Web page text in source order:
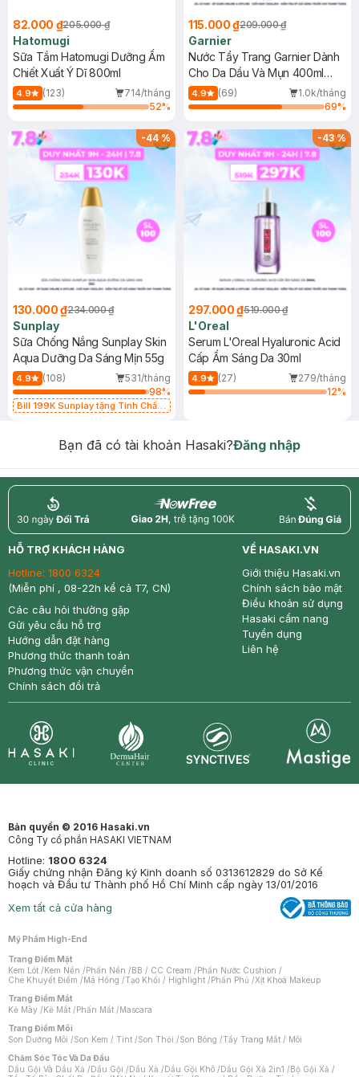
82.000 ₫205.000 ₫
Hatomugi
Sữa Tắm Hatomugi Dưỡng Ẩm
Chiết Xuất Ý Dĩ 800ml
4.9 (123)
714/tháng
52%
115.000 ₫209.000 ₫
Garnier
Nước Tẩy Trang Garnier Dành
Cho Da Dầu Và Mụn 400ml
(Mới)
4.9 (69)
1.0k/tháng
69%
-44%
130.000 ₫234.000 ₫
Sunplay
Sữa Chống Nắng Sunplay Skin
Aqua Dưỡng Da Sáng Mịn 55g
4.9 (108)
531/tháng
98%
Bill 199K Sunplay tặng Tinh Chất
-43%
297.000 ₫519.000 ₫
L'Oreal
Serum L'Oreal Hyaluronic Acid
Cấp Ẩm Sáng Da 30ml
4.9 (27)
279/tháng
12%
Bạn đã có tài khoản Hasaki?Đăng nhập
return nowfree price
HỖ TRỢ KHÁCH HÀNG
Hotline: 1800 6324
(Miễn phí , 08-22h kể cả T7, CN)
Các câu hỏi thường gặp
Gửi yêu cầu hỗ trợ
Hướng dẫn đặt hàng
Phương thức thanh toán
Phương thức vận chuyển
Chính sách đổi trả
VỀ HASAKI.VN
Giới thiệu Hasaki.vn
Chính sách bảo mật
Điều khoản sử dụng
Hasaki cẩm nang
Tuyển dụng
Liên hệ
Bản quyền © 2016 Hasaki.vn
Công Ty cổ phần HASAKI VIETNAM
Hotline: 1800 6324
Giấy chứng nhận Đăng ký Kinh doanh số 0313612829 do Sở Kế
hoạch và Đầu tư Thành phố Hồ Chí Minh cấp ngày 13/01/2016
Xem tất cả cửa hàng
Mỹ Phẩm High-End
Trang Điểm Mặt
Kem Lót /Kem Nền /Phấn Nền /BB / CC Cream /Phấn Nước Cushion /
Che Khuyết Điểm /Má Hồng /Tạo Khối / Highlight /Phấn Phủ /Xịt Khoá Makeup
Trang Điểm Mắt
Kẻ Mày /Kẻ Mắt /Phấn Mắt /Mascara
Trang Điểm Môi
Son Dưỡng Môi /Son Kem / Tint /Son Thỏi /Son Bóng /Tẩy Trang Mắt / Môi
Chăm Sóc Tóc Và Da Đầu
Dầu Gội Và Dầu Xả /Dầu Gội /Dầu Xả /Dầu Gội Khô /Dầu Gội Xả 2in1 /Bộ Gội Xả /